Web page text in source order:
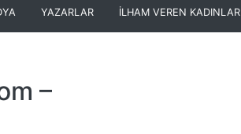
YAZARLAR İLHAM VEREN KADINLAR
–